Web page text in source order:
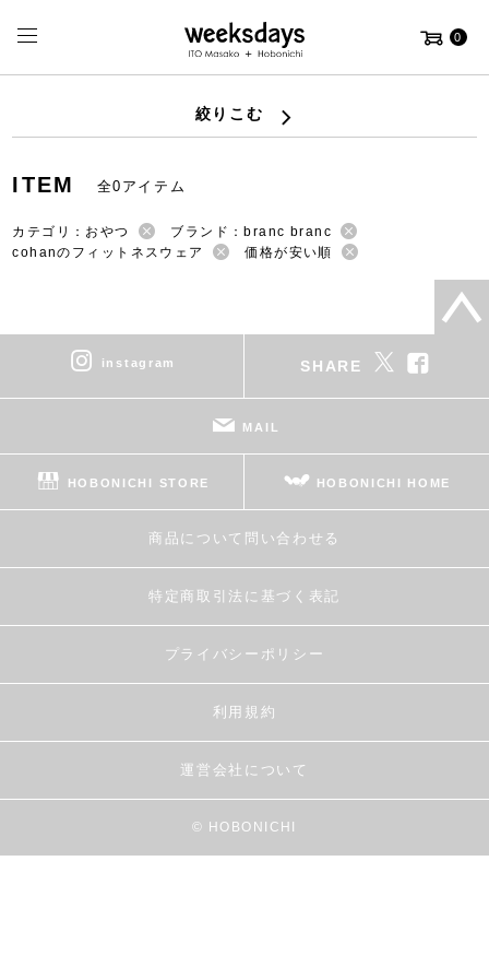
0
絞りこむ
ITEM 全0アイテム
カテゴリ：おやつ
ブランド：branc branc
cohanのフィットネスウェア
価格が安い順
instagram SHARE
MAIL
HOBONICHI STORE HOBONICHI HOME
商品について問い合わせる
特定商取引法に基づく表記
プライバシーポリシー
利用規約
運営会社について
© HOBONICHI